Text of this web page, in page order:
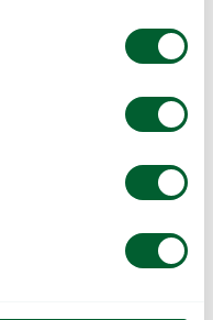
STOLPEAMPEL